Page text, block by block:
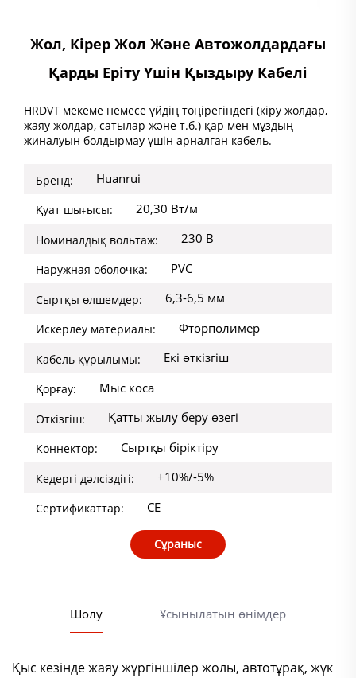
Жол, Кірер Жол Және Автожолдардағы
Қарды Еріту Үшін Қыздыру Кабелі
HRDVT мекеме немесе үйдің төңірегіндегі (кіру жолдар,
жаяу жолдар, сатылар және т.б.) қар мен мұздың
жиналуын болдырмау үшін арналған кабель.
Бренд: Huanrui
Қуат шығысы: 20,30 Вт/м
Номиналдық вольтаж: 230 В
Наружная оболочка: PVC
Сыртқы өлшемдер: 6,3-6,5 мм
Искерлеу материалы: Фторполимер
Кабель құрылымы: Екі өткізгіш
Қорғау: Мыс коса
Өткізгіш: Қатты жылу беру өзегі
Коннектор: Сыртқы біріктіру
Кедергі дәлсіздігі: +10%/-5%
Сертификаттар: CE
Сұраныс
Шолу Ұсынылатын өнімдер
Қыс кезінде жаяу жүргіншілер жолы, автотұрақ, жүк